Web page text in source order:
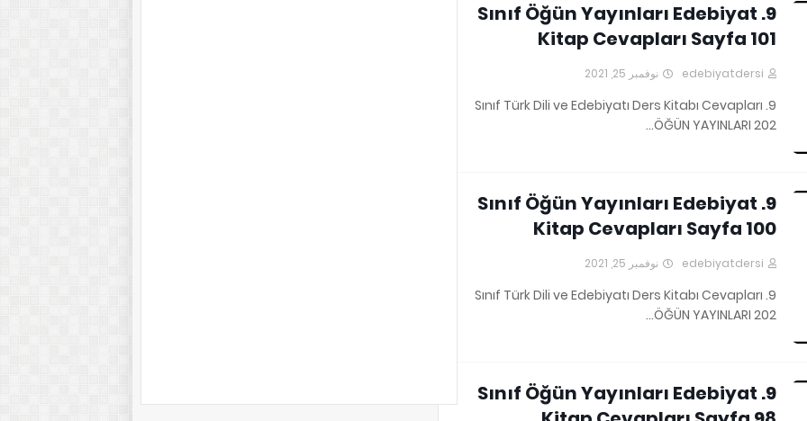
9. Sınıf Öğün Yayınları Edebiyat
Kitap Cevapları Sayfa 101
edebiyatdersi نوفمبر 25, 2021
9. Sınıf Türk Dili ve Edebiyatı Ders Kitabı Cevapları
ÖĞÜN YAYINLARI 202…
9. Sınıf Öğün Yayınları Edebiyat
Kitap Cevapları Sayfa 100
edebiyatdersi نوفمبر 25, 2021
9. Sınıf Türk Dili ve Edebiyatı Ders Kitabı Cevapları
ÖĞÜN YAYINLARI 202…
9. Sınıf Öğün Yayınları Edebiyat